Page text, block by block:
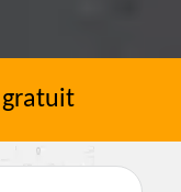
gratuit